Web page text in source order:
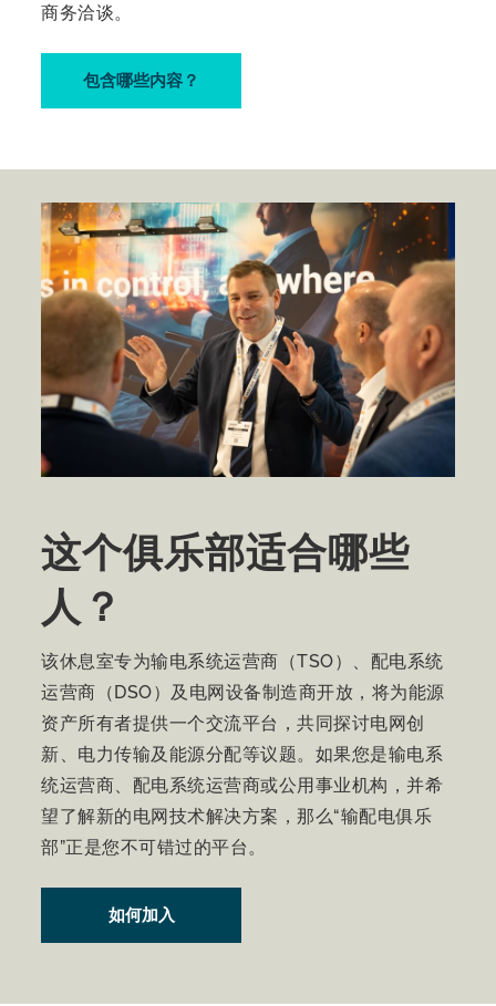
商务洽谈。
包含哪些内容？
这个俱乐部适合哪些
人？
该休息室专为输电系统运营商（TSO）、配电系统
运营商（DSO）及电网设备制造商开放，将为能源
资产所有者提供一个交流平台，共同探讨电网创
新、电力传输及能源分配等议题。如果您是输电系
统运营商、配电系统运营商或公用事业机构，并希
望了解新的电网技术解决方案，那么“输配电俱乐
部”正是您不可错过的平台。
如何加入